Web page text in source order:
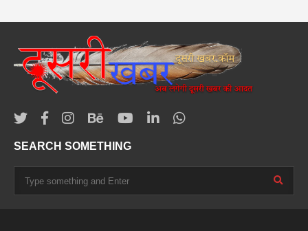
SEARCH SOMETHING